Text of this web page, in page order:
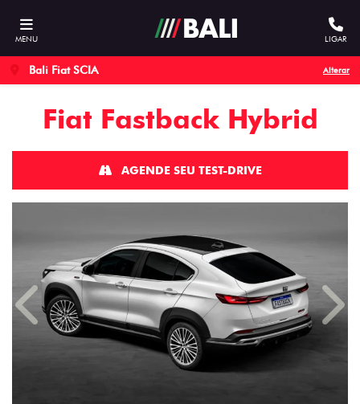
MENU LIGAR
Bali Fiat SCIA Alterar
Fiat Fastback Hybrid
AGENDE SEU TEST-DRIVE
Anterior